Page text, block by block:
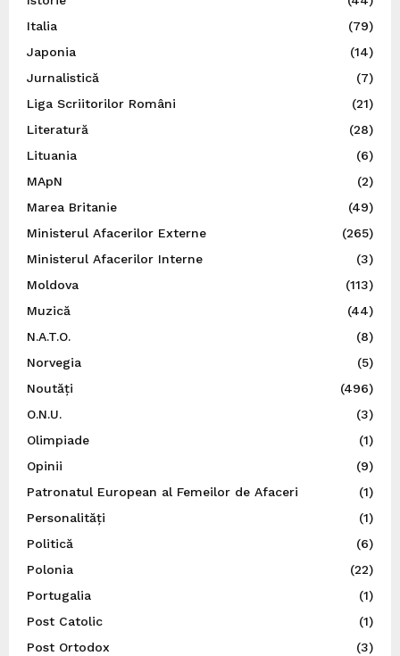
Italia
(79)
Japonia
(14)
Jurnalistică
(7)
Liga Scriitorilor Români
(21)
Literatură
(28)
Lituania
(6)
MApN
(2)
Marea Britanie
(49)
Ministerul Afacerilor Externe
(265)
Ministerul Afacerilor Interne
(3)
Moldova
(113)
Muzică
(44)
N.A.T.O.
(8)
Norvegia
(5)
Noutăți
(496)
O.N.U.
(3)
Olimpiade
(1)
Opinii
(9)
Patronatul European al Femeilor de Afaceri
(1)
Personalități
(1)
Politică
(6)
Polonia
(22)
Portugalia
(1)
Post Catolic
(1)
Post Ortodox
(3)